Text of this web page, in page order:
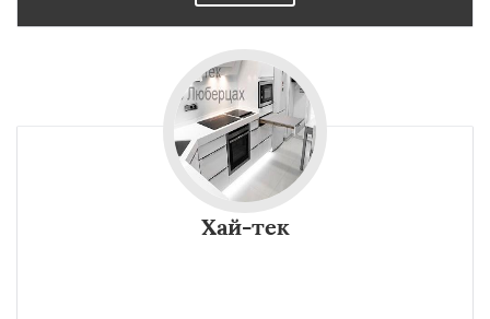
Хай-тек